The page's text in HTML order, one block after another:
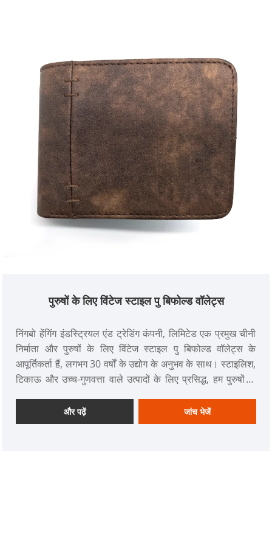
पुरुषों के लिए विंटेज स्टाइल पु बिफोल्ड वॉलेट्स
निंगबो हेंगिंग इंडस्ट्रियल एंड ट्रेडिंग कंपनी, लिमिटेड एक प्रमुख चीनी
निर्माता और पुरुषों के लिए विंटेज स्टाइल पु बिफोल्ड वॉलेट्स के
आपूर्तिकर्ता हैं, लगभग 30 वर्षों के उद्योग के अनुभव के साथ। स्टाइलिश,
टिकाऊ और उच्च-गुणवत्ता वाले उत्पादों के लिए प्रसिद्ध, हम पुरुषों के
बैकपैक्स सहित कई तरह के वॉलेट और बैग प्रदान करते हैं।
और पढ़ें जांच भेजें